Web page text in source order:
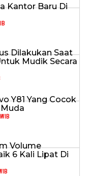
Kantor Baru Di
Dilakukan Saat
Mudik Secara
Y81 Yang Cocok
Volume
6 Kali Lipat Di